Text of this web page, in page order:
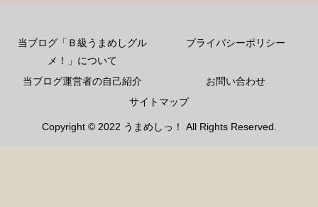
当ブログ「Ｂ級うまめしグル
メ！」について
プライバシーポリシー
当ブログ運営者の自己紹介
お問い合わせ
サイトマップ
Copyright © 2022 うまめしっ！ All Rights Reserved.